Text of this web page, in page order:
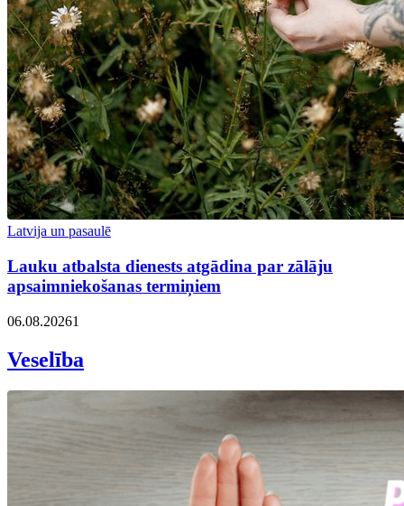
Latvija un pasaulē
Lauku atbalsta dienests atgādina par zālāju
apsaimniekošanas termiņiem
06.08.20261
Veselība